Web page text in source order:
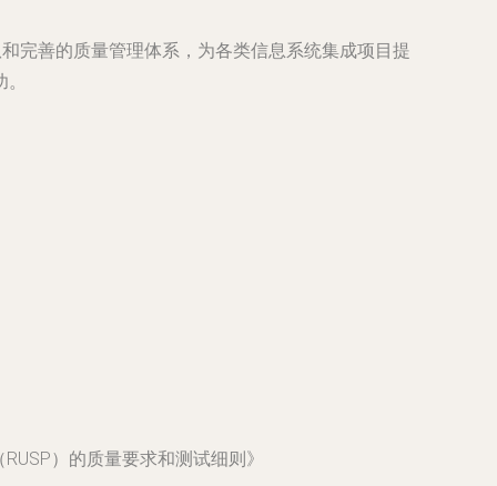
完善的质量管理体系，为各类信息系统集成项目提
）的质量要求和测试细则》